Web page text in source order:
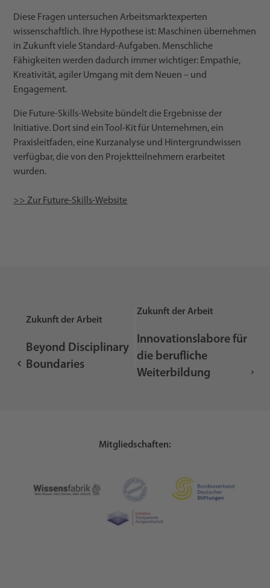
Diese Fragen untersuchen Arbeitsmarktexperten
wissenschaftlich. Ihre Hypothese ist: Maschinen übernehmen
in Zukunft viele Standard-Aufgaben. Menschliche
Fähigkeiten werden dadurch immer wichtiger: Empathie,
Kreativität, agiler Umgang mit dem Neuen – und
Engagement.
Die Future-Skills-Website bündelt die Ergebnisse der
Initiative. Dort sind ein Tool-Kit für Unternehmen, ein
Praxisleitfaden, eine Kurzanalyse und Hintergrundwissen
verfügbar, die von den Projektteilnehmern erarbeitet
wurden.
>> Zur Future-Skills-Website
Zukunft der Arbeit
Beyond Disciplinary
Boundaries
Zukunft der Arbeit
Innovationslabore für
die berufliche
Weiterbildung
Mitgliedschaften: